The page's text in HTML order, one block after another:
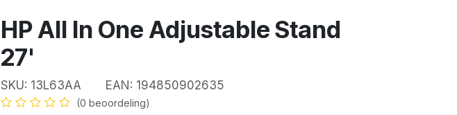
HP All In One Adjustable Stand
27'
SKU: 13L63AA EAN: 194850902635
(0 beoordeling)